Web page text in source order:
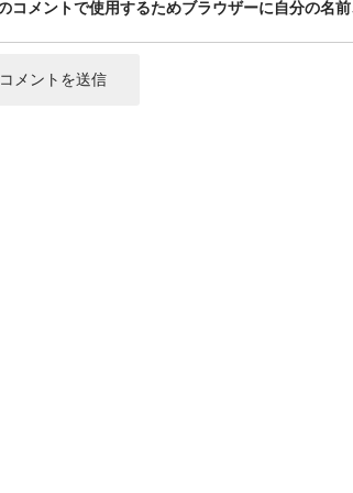
コメントで使用するためブラウザーに自分の名